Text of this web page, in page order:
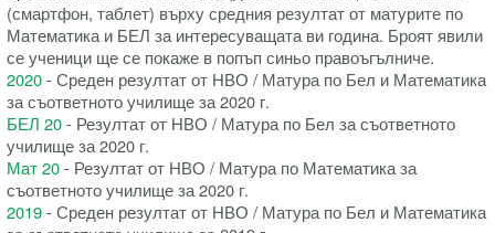
(смартфон, таблет) върху средния резултат от матурите по
Математика и БЕЛ за интересуващата ви година. Броят явили
се ученици ще се покаже в попъп синьо правоъгълниче.
2020- Среден резултат от НВО / Матура по Бел и Математика
за съответното училище за 2020 г.
БЕЛ 20- Резултат от НВО / Матура по Бел за съответното
училище за 2020 г.
Мат 20- Резултат от НВО / Матура по Математика за
съответното училище за 2020 г.
2019- Среден резултат от НВО / Матура по Бел и Математика